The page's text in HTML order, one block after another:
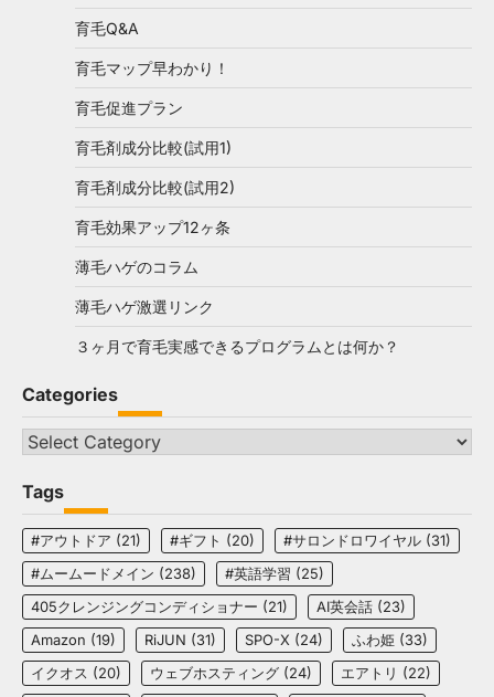
育毛Q&A
育毛マップ早わかり！
育毛促進プラン
育毛剤成分比較(試用1)
育毛剤成分比較(試用2)
育毛効果アップ12ヶ条
薄毛ハゲのコラム
薄毛ハゲ激選リンク
３ヶ月で育毛実感できるプログラムとは何か？
Categories
Categories
Tags
#アウトドア (21) #ギフト (20) #サロンドロワイヤル (31)
#ムームードメイン (238) #英語学習 (25)
405クレンジングコンディショナー (21) AI英会話 (23)
Amazon (19) RiJUN (31) SPO-X (24) ふわ姫 (33)
イクオス (20) ウェブホスティング (24) エアトリ (22)